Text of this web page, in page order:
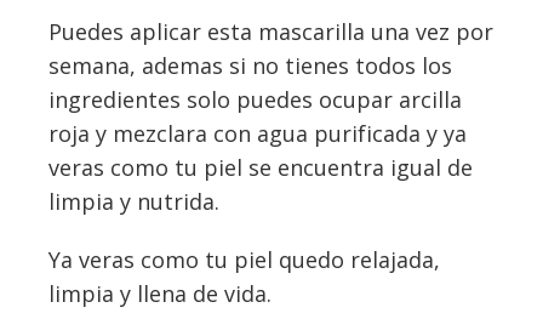
Puedes aplicar esta mascarilla una vez por
semana, ademas si no tienes todos los
ingredientes solo puedes ocupar arcilla
roja y mezclara con agua purificada y ya
veras como tu piel se encuentra igual de
limpia y nutrida.
Ya veras como tu piel quedo relajada,
limpia y llena de vida.